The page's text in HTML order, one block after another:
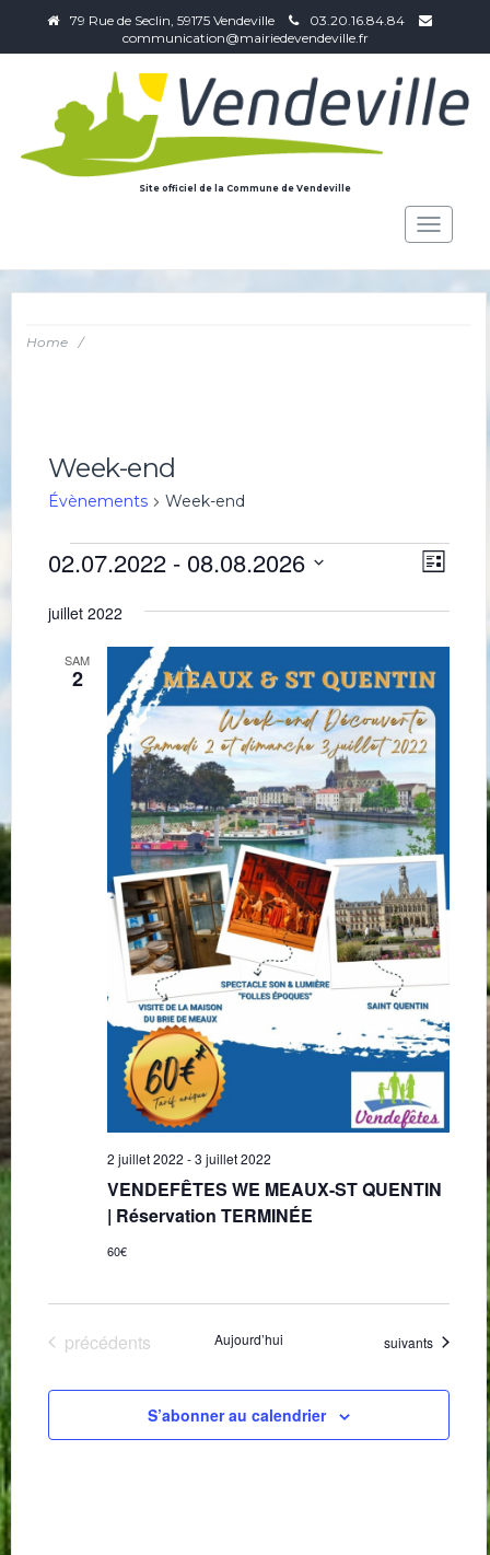
79 Rue de Seclin, 59175 Vendeville
03.20.16.84.84
communication@mairiedevendeville.fr
Site officiel de la Commune de Vendeville
Toggle
Home /
Week-end
Évènements Week-end
Évènements
vues
Liste
02.07.2022 - 08.08.2026
date.
juillet 2022
SAM
2
VENDEFÊTES WE MEAUX-ST QUENTIN
| Réservation TERMINÉE
2 juillet 2022 -3 juillet 2022
60€
Évènements
précédents Aujourd’hui Évènements
suivants
S’abonner au calendrier